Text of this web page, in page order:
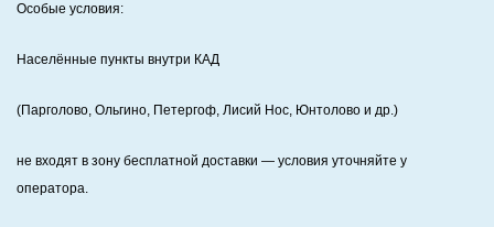
Особые условия:
Населённые пункты внутри КАД
(Парголово, Ольгино, Петергоф, Лисий Нос, Юнтолово и др.)
не входят в зону бесплатной доставки — условия уточняйте у
оператора.